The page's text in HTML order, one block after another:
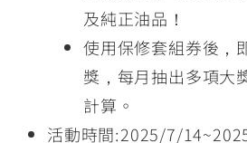
及純正油品！
使用保修套組券後，
獎，每月抽出多項大
計算。
活動時間:2025/7/